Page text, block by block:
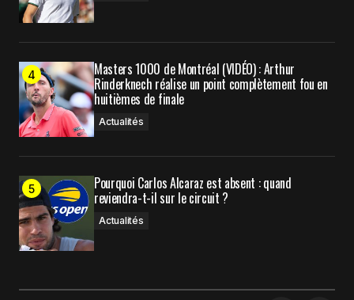
Masters 1000 de Montréal (VIDÉO) : Arthur
Rinderknech réalise un point complètement fou en
huitièmes de finale
Actualités
Pourquoi Carlos Alcaraz est absent : quand
reviendra-t-il sur le circuit ?
Actualités